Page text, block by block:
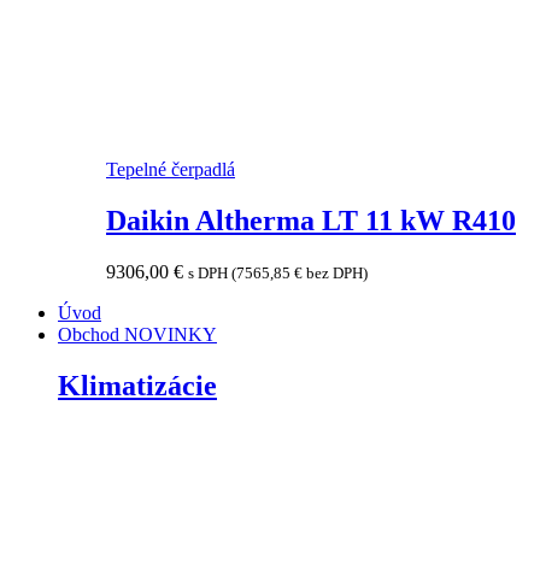
Tepelné čerpadlá
Daikin Altherma LT 11 kW R410
9306,00 € s DPH (7565,85 € bez DPH)
Úvod
Obchod NOVINKY
Klimatizácie